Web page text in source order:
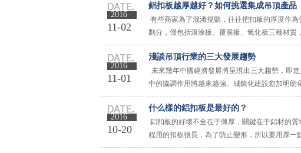
2016
11-02
鋁扣板越厚越好？如何挑選集成吊頂產品
有些商家為了混淆視聽，往往把扣板的厚度作
劃分，僅包括滾涂板、覆膜板、氧化板三種材
的基材一般選用鋁錳合金、鋁鎂合金， 鋁扣板的
2016
11-01
淺談吊頂行業的三大發展趨勢
未來幾年中國經濟發展將呈現出三大趨勢，即
中的協調作用將越來越強。城鎮化建設愈加明
村人口大國，農村人口占2/3，有數據顯示到
2016
10-20
什么樣的鋁扣板是最好的？
鋁扣板的好壞不全在于薄厚，關鍵在于鋁材的
程用的扣板很長，為了防止變形，所以要用厚
吊頂上沒有什么重物，所以，家裝鋁扣板，可以